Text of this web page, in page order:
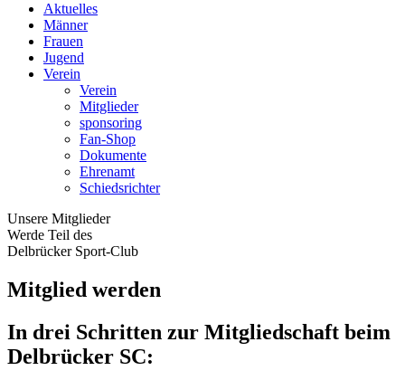
Aktuelles
Männer
Frauen
Jugend
Verein
Verein
Mitglieder
sponsoring
Fan-Shop
Dokumente
Ehrenamt
Schiedsrichter
Unsere Mitglieder
Werde Teil des
Delbrücker Sport-Club
Mitglied werden
In drei Schritten zur Mitgliedschaft beim
Delbrücker SC: